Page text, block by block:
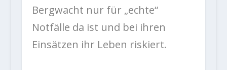
Bergwacht nur für „echte“
Notfälle da ist und bei ihren
Einsätzen ihr Leben riskiert.